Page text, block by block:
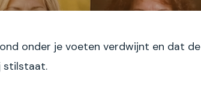
onder je voeten verdwijnt en dat de
stilstaat.